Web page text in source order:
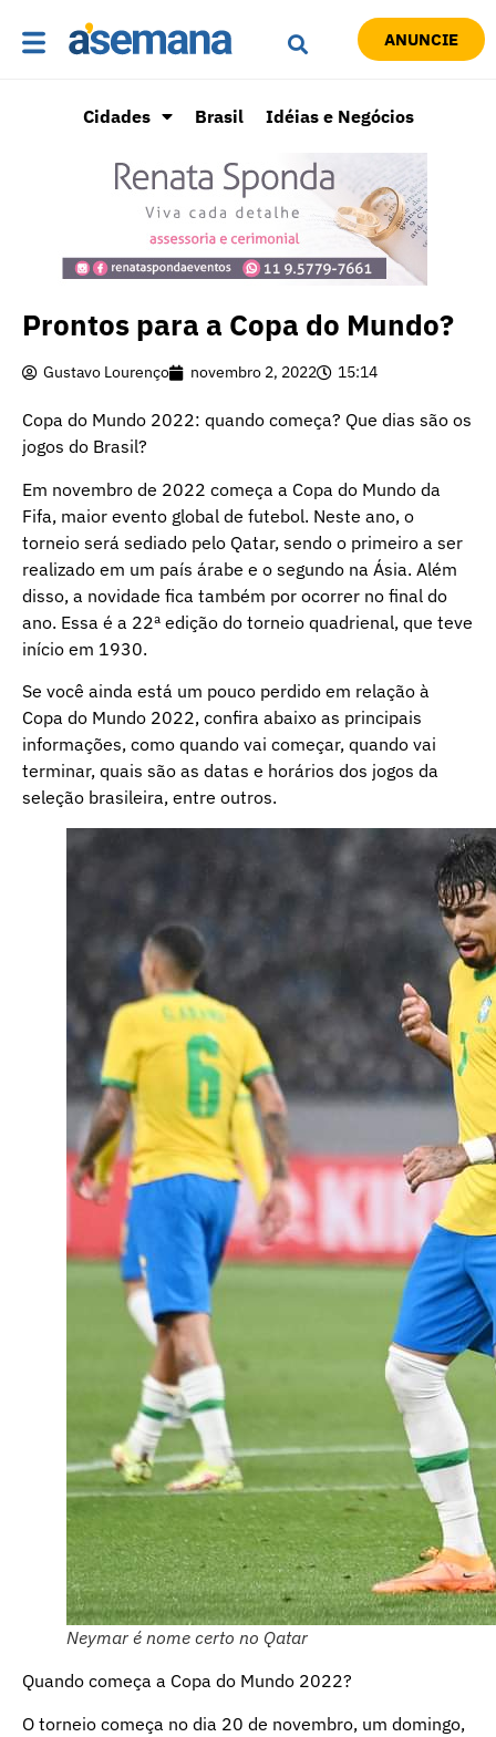
ANUNCIE
Cidades Brasil Idéias e Negócios
Prontos para a Copa do Mundo?
Gustavo Lourenço novembro 2, 2022 15:14
Copa do Mundo 2022: quando começa? Que dias são os
jogos do Brasil?
Em novembro de 2022 começa a Copa do Mundo da
Fifa, maior evento global de futebol. Neste ano, o
torneio será sediado pelo Qatar, sendo o primeiro a ser
realizado em um país árabe e o segundo na Ásia. Além
disso, a novidade fica também por ocorrer no final do
ano. Essa é a 22ª edição do torneio quadrienal, que teve
início em 1930.
Se você ainda está um pouco perdido em relação à
Copa do Mundo 2022, confira abaixo as principais
informações, como quando vai começar, quando vai
terminar, quais são as datas e horários dos jogos da
seleção brasileira, entre outros.
Neymar é nome certo no Qatar
Quando começa a Copa do Mundo 2022?
O torneio começa no dia 20 de novembro, um domingo,